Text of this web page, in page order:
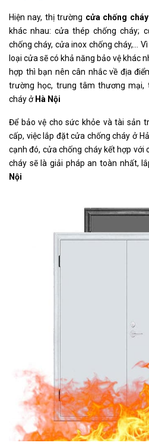
Hiện nay, thị trường cửa chống
khác nhau: cửa thép chống cháy;
chống cháy, cửa inox chống cháy,…
loại cửa sẽ có khả năng bảo vệ khác
hợp thì bạn nên cân nhắc về địa
trường học, trung tâm thương mại,
cháy ở Hà Nội
Để bảo vệ cho sức khỏe và tài sản
cấp, việc lắp đặt cửa chống cháy ở
cạnh đó, cửa chống cháy kết hợp với
cháy sẽ là giải pháp an toàn nhất,
Nội